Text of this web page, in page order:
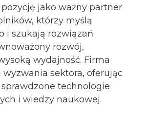
jako ważny partner
którzy myślą
i szukają rozwiązań
rozwój,
wydajność. Firma
sektora, oferując
technologie
i wiedzy naukowej.